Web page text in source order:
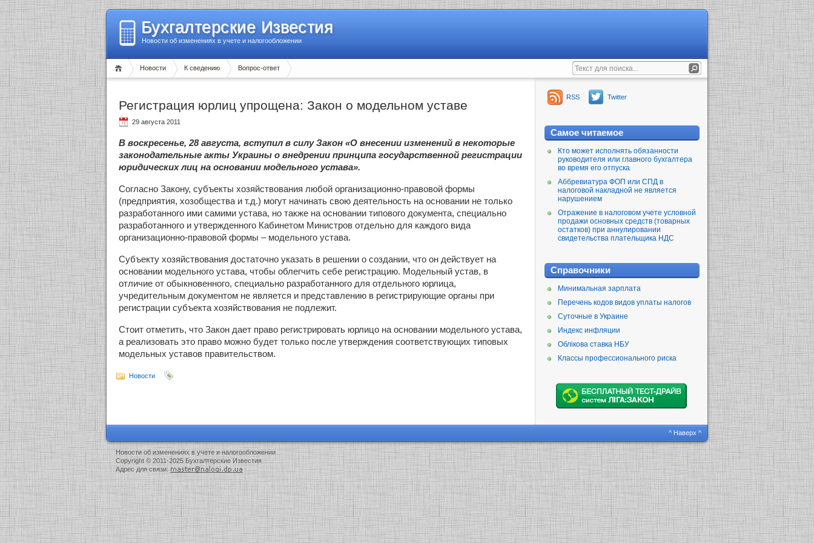
Бухгалтерские Известия
Новости об изменениях в учете и налогообложении
Новости К сведению Вопрос-ответ
Регистрация юрлиц упрощена: Закон о модельном уставе
29 августа 2011
В воскресенье, 28 августа, вступил в силу Закон «О внесении изменений в некоторые
законодательные акты Украины о внедрении принципа государственной регистрации
юридических лиц на основании модельного устава».
Согласно Закону, субъекты хозяйствования любой организационно-правовой формы
(предприятия, хозобщества и т.д.) могут начинать свою деятельность на основании не только
разработанного ими самими устава, но также на основании типового документа, специально
разработанного и утвержденного Кабинетом Министров отдельно для каждого вида
организационно-правовой формы – модельного устава.
Субъекту хозяйствования достаточно указать в решении о создании, что он действует на
основании модельного устава, чтобы облегчить себе регистрацию. Модельный устав, в
отличие от обыкновенного, специально разработанного для отдельного юрлица,
учредительным документом не является и представлению в регистрирующие органы при
регистрации субъекта хозяйствования не подлежит.
Стоит отметить, что Закон дает право регистрировать юрлицо на основании модельного устава,
а реализовать это право можно будет только после утверждения соответствующих типовых
модельных уставов правительством.
Новости
RSS Twitter
Самое читаемое
Кто может исполнять обязанности
руководителя или главного бухгалтера
во время его отпуска
Аббревиатура ФОП или СПД в
налоговой накладной не является
нарушением
Отражение в налоговом учете условной
продажи основных средств (товарных
остатков) при аннулировании
свидетельства плательщика НДС
Справочники
Минимальная зарплата
Перечень кодов видов уплаты налогов
Суточные в Украине
Индекс инфляции
Облікова ставка НБУ
Классы профессионального риска
^ Наверх ^
Новости об изменениях в учете и налогообложении
Copyright © 2011-2025 Бухгалтерские Известия
Адрес для связи: